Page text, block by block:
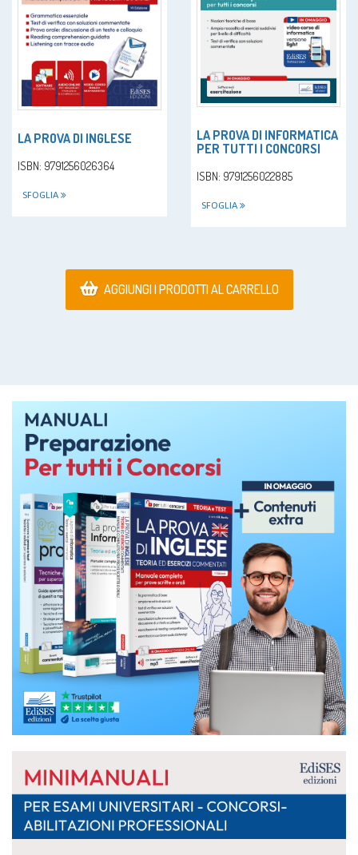
LA PROVA DI INGLESE
ISBN: 9791256026364
SFOGLIA
LA PROVA DI INFORMATICA
PER TUTTI I CONCORSI
ISBN: 9791256022885
SFOGLIA
AGGIUNGI I PRODOTTI AL CARRELLO